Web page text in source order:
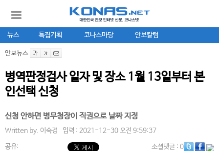
뉴스 특집기획 코나스마당 안보칼럼
안보뉴스
병역판정검사 일자 및 장소 1월 13일부터 본
인선택 신청
신청 안하면 병무청장이 직권으로 날짜 지정
Written by. 이숙경 입력 : 2021-12-30 오전 9:59:37
공유: 소셜댓글: 0